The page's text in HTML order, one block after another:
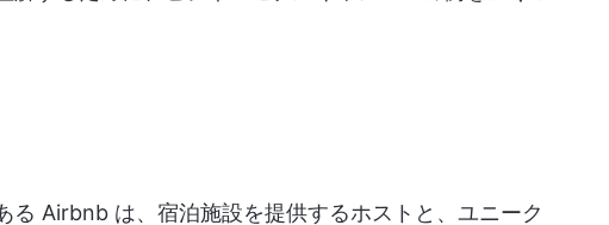
る Airbnb は、宿泊施設を提供するホストと、ユニーク